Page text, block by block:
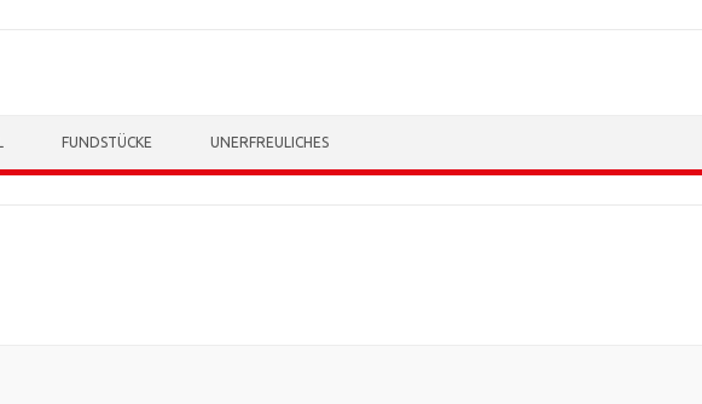
FUNDSTÜCKE UNERFREULICHES